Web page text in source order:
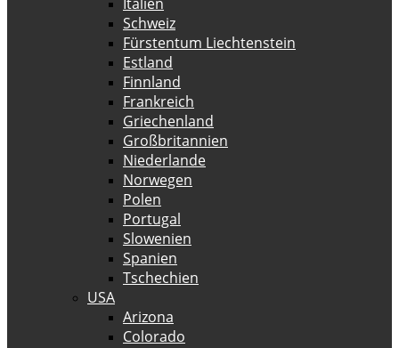
Schweiz
Fürstentum Liechtenstein
Estland
Finnland
Frankreich
Griechenland
Großbritannien
Niederlande
Norwegen
Polen
Portugal
Slowenien
Spanien
Tschechien
USA
Arizona
Colorado